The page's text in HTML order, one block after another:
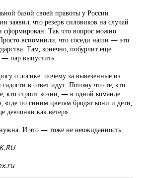
базой своей правоты у России
заявил, что резерв силовиков на случай
сформирован. Так что вопрос можно
вспомнили, что соседи наши — это
Там, конечно, побурлит еще
пар выпустить.
о логике: почему за вывезенные из
в ответ идут. Потому что те, кто
кто строит козни, — в одной команде.
по синим цветам бродят кони и дети,
девчонки как ветер»…
И это — тоже не неожиданность.